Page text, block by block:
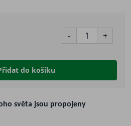
- +
do košíku
světa jsou propojeny